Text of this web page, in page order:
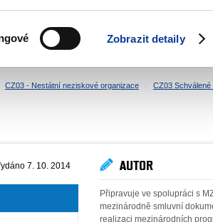
Zobrazit detaily
VNITŘNÍ VĚCI
CZ03 - Nestátní neziskové organizace CZ03 Schválené
7. 10. 2014 AUTOR
Připravuje ve spolupráci s
mezinárodně smluvní
realizaci mezinárodních